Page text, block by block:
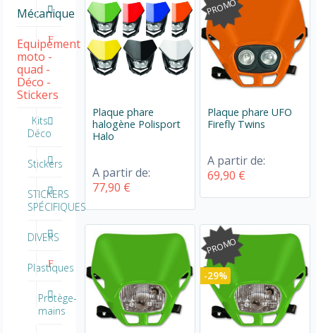
Plaque phare
halogène Polisport
Halo
A partir de:
77,90 €
PROMO
Plaque phare UFO
Firefly Twins
A partir de:
69,90 €
PROMO
-29%
Mécanique
Equipement
moto -
quad -
Déco -
Stickers
Kits
Déco
Stickers
STICKERS
SPÉCIFIQUES
DIVERS
Plastiques
Protège-
mains